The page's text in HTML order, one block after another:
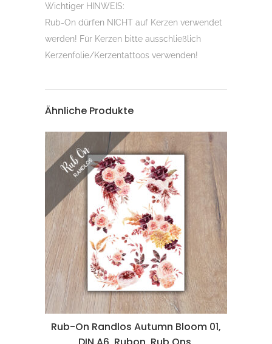
Wichtiger HINWEIS:
Rub-On dürfen NICHT auf Kerzen verwendet
werden! Für Kerzen bitte ausschließlich
Kerzenfolie/Kerzentattoos verwenden!
Ähnliche Produkte
Rub-On Randlos Autumn Bloom 01,